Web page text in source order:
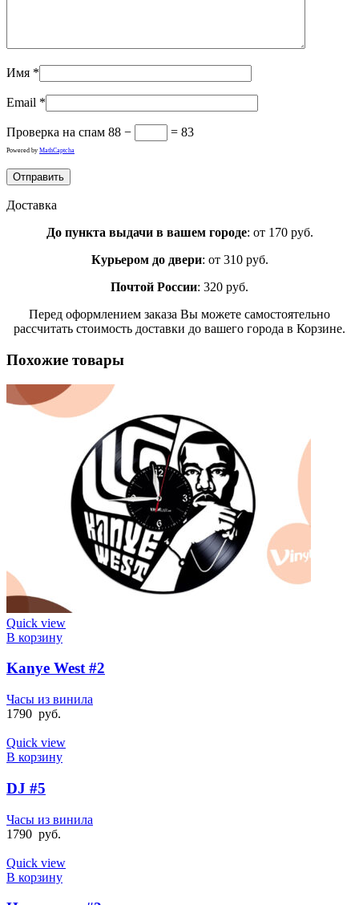
Имя *
Email *
Проверка на спам 88 − = 83
Powered by MathCaptcha
Доставка
До пункта выдачи в вашем городе: от 170 руб.
Курьером до двери: от 310 руб.
Почтой России: 320 руб.
Перед оформлением заказа Вы можете самостоятельно
рассчитать стоимость доставки до вашего города в Корзине.
Похожие товары
Quick view
В корзину
Kanye West #2
Часы из винила
1790 руб.
Quick view
В корзину
DJ #5
Часы из винила
1790 руб.
Quick view
В корзину